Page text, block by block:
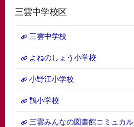
三雲中学校区
三雲中学校
よねのしょう小学校
小野江小学校
鵲小学校
三雲みんなの図書館コミュカル